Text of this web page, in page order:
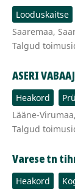
Looduskaitse
Saaremaa,
Talgud
ASERI
Heakord
Lääne-
Talgud
Varese tn
Heakord